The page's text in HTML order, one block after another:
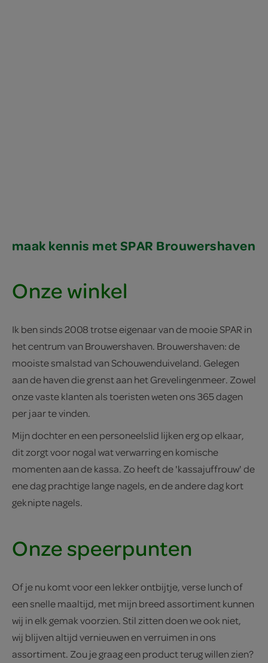
maak kennis met SPAR Brouwershaven
Onze winkel
Ik ben sinds 2008 trotse eigenaar van de mooie SPAR in
het centrum van Brouwershaven. Brouwershaven: de
mooiste smalstad van Schouwenduiveland. Gelegen
aan de haven die grenst aan het Grevelingenmeer. Zowel
onze vaste klanten als toeristen weten ons 365 dagen
per jaar te vinden.
Mijn dochter en een personeelslid lijken erg op elkaar,
dit zorgt voor nogal wat verwarring en komische
momenten aan de kassa. Zo heeft de 'kassajuffrouw' de
ene dag prachtige lange nagels, en de andere dag kort
geknipte nagels.
Onze speerpunten
Of je nu komt voor een lekker ontbijtje, verse lunch of
een snelle maaltijd, met mijn breed assortiment kunnen
wij in elk gemak voorzien. Stil zitten doen we ook niet,
wij blijven altijd vernieuwen en verruimen in ons
assortiment. Zou je graag een product terug willen zien?